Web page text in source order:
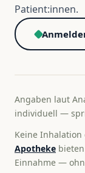
Patient:innen.
Angaben laut
individuell —
Keine Inhalation
Apotheke
Einnahme —